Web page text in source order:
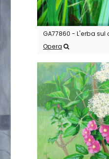
GA77860 - L'erba
Opera